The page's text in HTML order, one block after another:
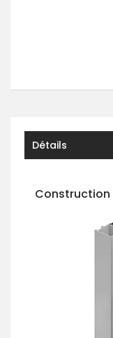
Détails